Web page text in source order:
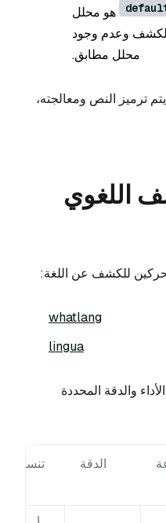
هو محلل
وعدم وجود
محلل مطابق.
ترميز النص ومعالجته،
اللغوي
للكشف عن اللغة:
whatlang
lingua
والدقة المحددة
الدقة تنسيق